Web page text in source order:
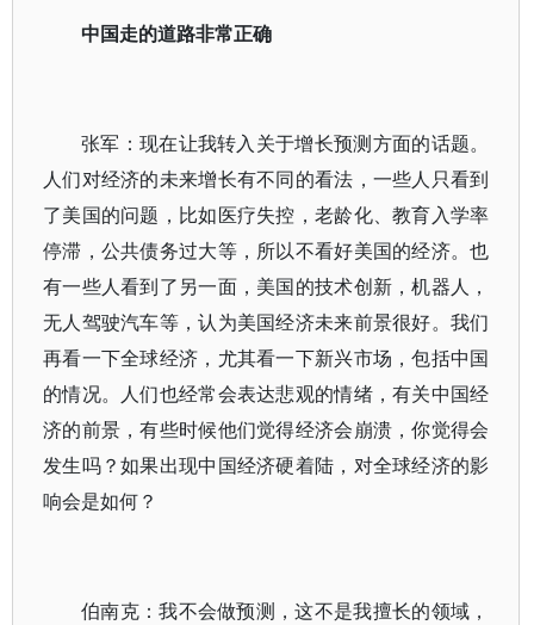
中国走的道路非常正确
张军：现在让我转入关于增长预测方面的话题。
人们对经济的未来增长有不同的看法，一些人只看到
了美国的问题，比如医疗失控，老龄化、教育入学率
停滞，公共债务过大等，所以不看好美国的经济。也
有一些人看到了另一面，美国的技术创新，机器人，
无人驾驶汽车等，认为美国经济未来前景很好。我们
再看一下全球经济，尤其看一下新兴市场，包括中国
的情况。人们也经常会表达悲观的情绪，有关中国经
济的前景，有些时候他们觉得经济会崩溃，你觉得会
发生吗？如果出现中国经济硬着陆，对全球经济的影
响会是如何？
伯南克：我不会做预测，这不是我擅长的领域，